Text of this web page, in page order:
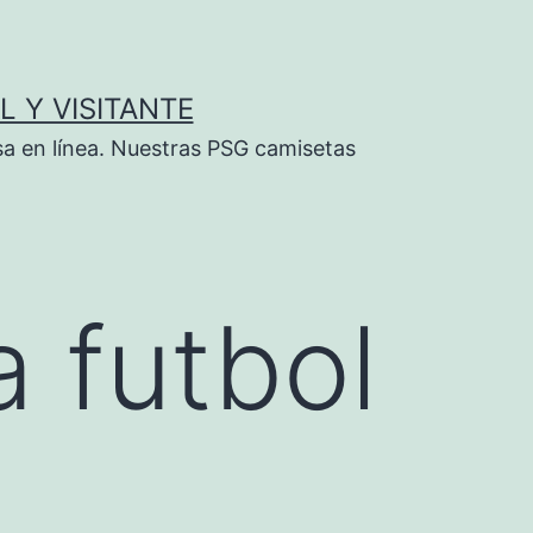
Y VISITANTE
en línea. Nuestras PSG camisetas
futbol